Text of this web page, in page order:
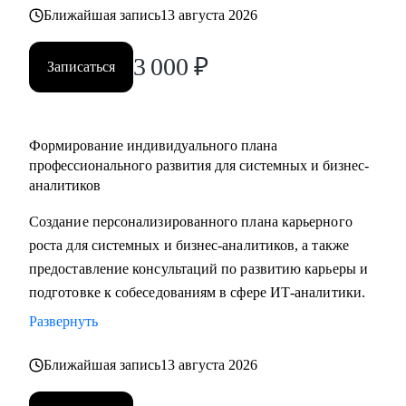
выбрать направление (СА/БА), требования рынка, как
строить карьеру в продукте/проекте/корпорации и какие
есть траектории развития
senior, lead)
• Бизнес‑аналитикам (в том числе тем, кто хочет усилить
• Senior/lead‑уровню: позиционирование, подготовка к
сложным интервью, переход в управление, расширение
зоны ответственности
• Начинающим и переходящим из смежных ролей
(например, техническим писателям и др.) - если ваша цель
понимание требований рынка
Ближайшая запись13 августа 2026
Записаться 3 000 ₽
Формирование индивидуального плана
профессионального развития для системных и бизнес-
аналитиков
Создание персонализированного плана карьерного
роста для системных и бизнес-аналитиков, а также
предоставление консультаций по развитию карьеры и
подготовке к собеседованиям в сфере ИТ-аналитики.
Развернуть
Ближайшая запись13 августа 2026